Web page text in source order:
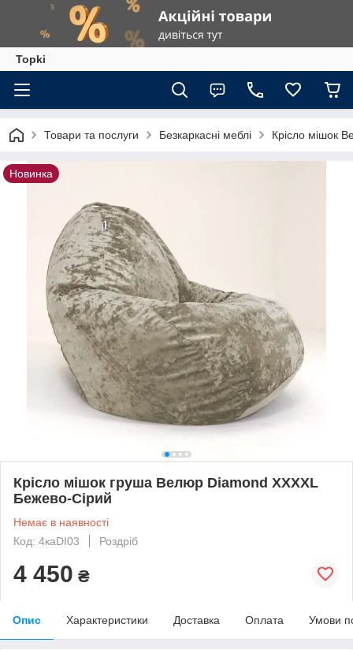
Topki
Товари та послуги Безкаркасні меблі Крісло мішок
Новинка
Крісло мішок груша Велюр Diamond XXXXL
Бежево-Сірий
Немає в наявності
Код: 4каDI03
Роздріб
4 450 ₴
Опис Характеристики Доставка Оплата Умови